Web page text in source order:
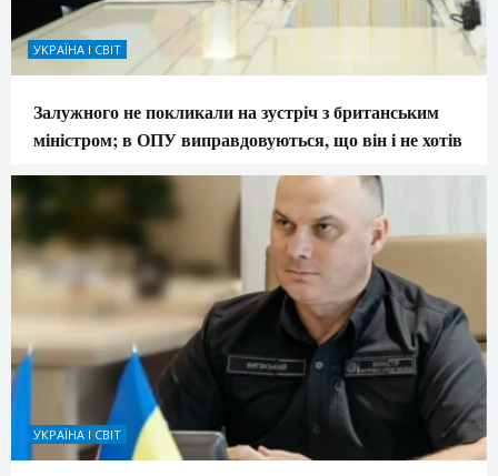
УКРАЇНА І СВІТ
Залужного не покликали на зустріч з британським
міністром; в ОПУ виправдовуються, що він і не хотів
УКРАЇНА І СВІТ